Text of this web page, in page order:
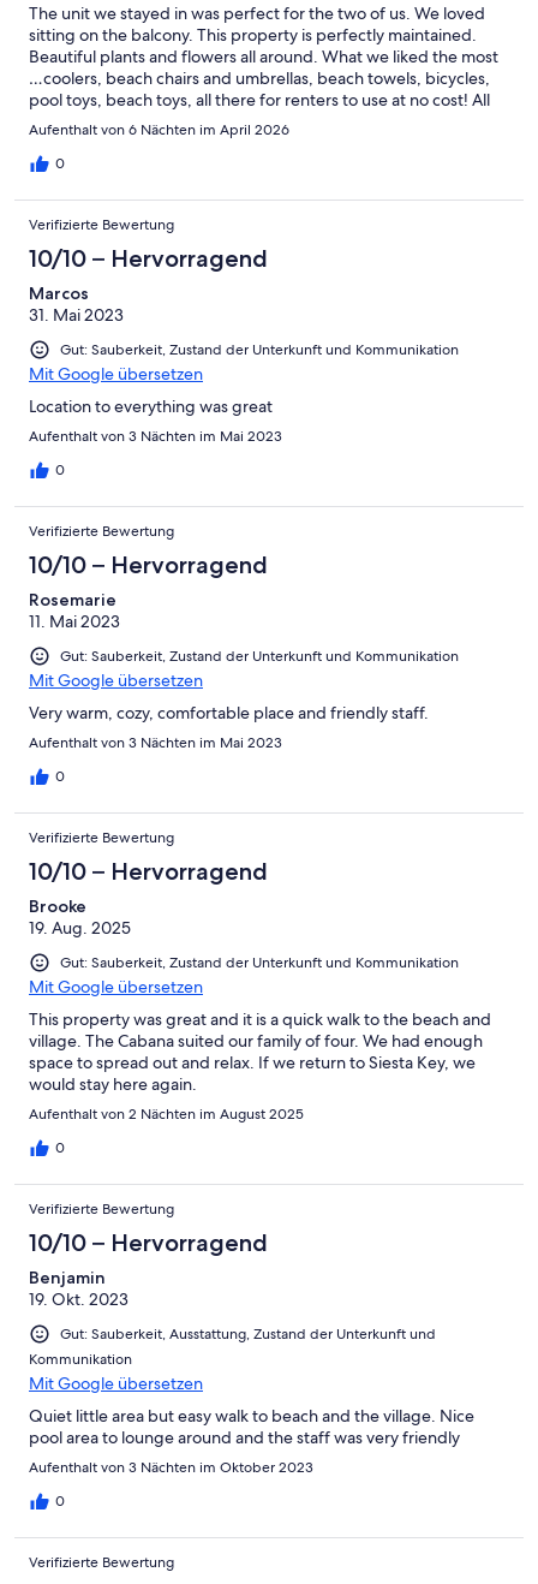
The unit we stayed in was perfect for the two of us. We loved
sitting on the balcony. This property is perfectly maintained.
Beautiful plants and flowers all around. What we liked the most
…coolers, beach chairs and umbrellas, beach towels, bicycles,
pool toys, beach toys, all there for renters to use at no cost! All
very clean and maintained. An ice machine is also there right
beside the coolers. The pool area was very relaxing and clean as
well. Our unit was very updated and the kitchen had everything
every day from nine to five if we needed anything or had any
questions. We couldn’t have asked for a better experience.
Aufenthalt von 6 Nächten im April 2026
0
Verifizierte Bewertung
10/10 – Hervorragend
Marcos
31. Mai 2023
Gut: Sauberkeit, Zustand der Unterkunft und Kommunikation
Mit Google übersetzen
Location to everything was great
Aufenthalt von 3 Nächten im Mai 2023
0
Verifizierte Bewertung
10/10 – Hervorragend
Rosemarie
11. Mai 2023
Gut: Sauberkeit, Zustand der Unterkunft und Kommunikation
Mit Google übersetzen
Very warm, cozy, comfortable place and friendly staff.
Aufenthalt von 3 Nächten im Mai 2023
0
Verifizierte Bewertung
10/10 – Hervorragend
Brooke
19. Aug. 2025
Gut: Sauberkeit, Zustand der Unterkunft und Kommunikation
Mit Google übersetzen
This property was great and it is a quick walk to the beach and
village. The Cabana suited our family of four. We had enough
space to spread out and relax. If we return to Siesta Key, we
would stay here again.
Aufenthalt von 2 Nächten im August 2025
0
Verifizierte Bewertung
10/10 – Hervorragend
Benjamin
19. Okt. 2023
Gut: Sauberkeit, Ausstattung, Zustand der Unterkunft und
Kommunikation
Mit Google übersetzen
Quiet little area but easy walk to beach and the village. Nice
pool area to lounge around and the staff was very friendly
Aufenthalt von 3 Nächten im Oktober 2023
0
Verifizierte Bewertung